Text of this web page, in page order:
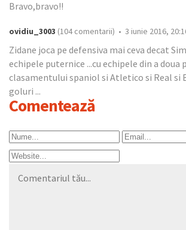
Bravo,bravo!!
ovidiu_3003 (104 comentarii) • 3 iunie 2016,
Zidane joca pe defensiva mai ceva decat
echipele puternice ...cu echipele din a doua
clasamentului spaniol si Atletico si Real si
goluri ...
Comentează